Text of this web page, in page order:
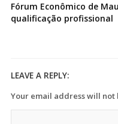
Fórum Econômico de
qualificação profissional
LEAVE A REPLY:
Your email address will not